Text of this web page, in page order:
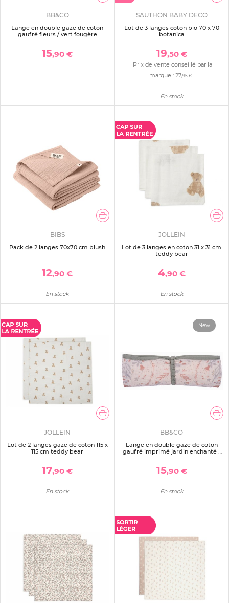
BB&CO
Lange en double gaze de coton
gaufré fleurs / vert fougère
15,90 €
SAUTHON BABY DECO
Lot de 3 langes coton bio 70 x 70
botanica
19,50 €
Prix de vente conseillé par la
marque : 27,95 €
En stock
BIBS
Pack de 2 langes 70x70 cm blush
12,90 €
En stock
JOLLEIN
Lot de 3 langes en coton 31 x 31 cm
teddy bear
4,90 €
En stock
JOLLEIN
Lot de 2 langes gaze de coton 115 x
115 cm teddy bear
17,90 €
En stock
New
BB&CO
Lange en double gaze de coton
gaufré imprimé jardin enchanté /
15,90 €
En stock